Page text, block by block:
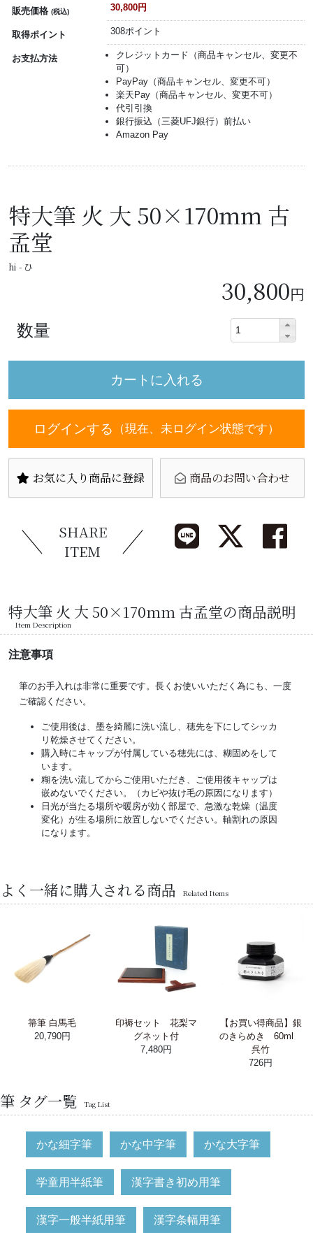
販売価格 (税込) 30,800円
取得ポイント 308ポイント
お支払方法
クレジットカード（商品キャンセル、変更不
可）
PayPay（商品キャンセル、変更不可）
楽天Pay（商品キャンセル、変更不可）
代引引換
銀行振込（三菱UFJ銀行）前払い
Amazon Pay
特大筆 火 大 50×170mm 古
孟堂
hi - ひ
30,800円
数量
ログインする （現在、未ログイン状態です）
お気に入り商品に登録 商品のお問い合わせ
SHARE
ITEM
特大筆 火 大 50×170mm 古孟堂の商品説明
Item Description
注意事項
筆のお手入れは非常に重要です。長くお使いいただく為にも、一度
ご確認ください。
ご使用後は、墨を綺麗に洗い流し、穂先を下にしてシッカ
リ乾燥させてください。
購入時にキャップが付属している穂先には、糊固めをして
います。
糊を洗い流してからご使用いただき、ご使用後キャップは
嵌めないでください。（カビや抜け毛の原因になります）
日光が当たる場所や暖房が効く部屋で、急激な乾燥（温度
変化）が生る場所に放置しないでください。軸割れの原因
になります。
よく一緒に購入される商品 Related Items
箒筆 白馬毛
20,790円
印褥セット 花梨マ
グネット付
7,480円
【お買い得商品】銀
のきらめき 60ml
呉竹
726円
筆 タグ一覧 Tag List
かな細字筆 かな中字筆 かな大字筆
学童用半紙筆 漢字書き初め用筆
漢字一般半紙用筆 漢字条幅用筆